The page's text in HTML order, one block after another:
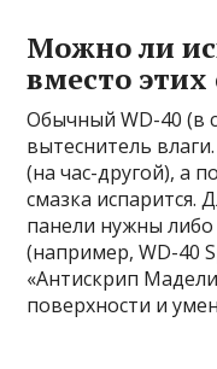
Можно ли
вместо этих
Обычный WD-40 (в
вытеснитель
(на час-другой), а
смазка испарится.
панели нужны
(например, WD-40
«Антискрип
поверхности и